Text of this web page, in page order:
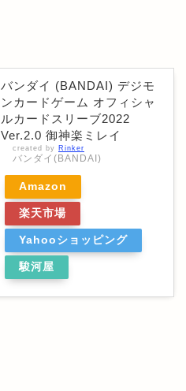
バンダイ (BANDAI) デジモ
ンカードゲーム オフィシャ
ルカードスリーブ2022
Ver.2.0 御神楽ミレイ
created by Rinker
バンダイ(BANDAI)
Amazon
楽天市場
Yahooショッピング
駿河屋